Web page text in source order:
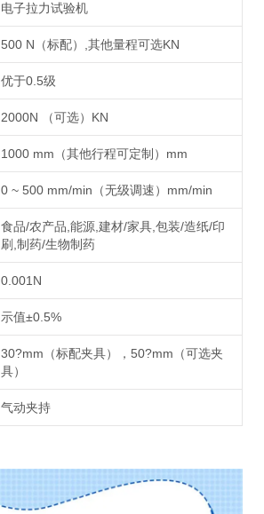
电子拉力试验机
500 N（标配）,其他量程可选KN
优于0.5级
2000N （可选）KN
1000 mm（其他行程可定制）mm
0 ~ 500 mm/min（无级调速）mm/min
食品/农产品,能源,建材/家具,包装/造纸/印
刷,制药/生物制药
0.001N
示值±0.5%
30?mm（标配夹具），50?mm（可选夹
具）
气动夹持